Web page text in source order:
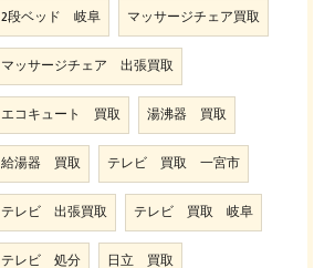
2段ベッド 岐阜 マッサージチェア買取
マッサージチェア 出張買取
エコキュート 買取 湯沸器 買取
給湯器 買取 テレビ 買取 一宮市
テレビ 出張買取 テレビ 買取 岐阜
テレビ 処分 日立 買取